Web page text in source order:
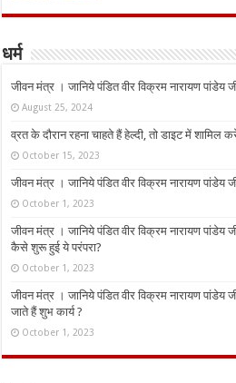
धर्म
जीवन मंत्र । जानिये पंडित वीर विक्रम नारायण पांडेय
August 25, 2024
व्रत के दौरान रहना चाहते हैं हेल्दी, तो डाइट में शामिल
October 15, 2023
जीवन मंत्र । जानिये पंडित वीर विक्रम नारायण पांडेय
October 1, 2023
जीवन मंत्र । जानिये पंडित वीर विक्रम नारायण
कैसे शुरू हुई ये परंपरा?
October 1, 2023
जीवन मंत्र । जानिये पंडित वीर विक्रम नारायण पांडेय
जाते हैं शुभ कार्य ?
October 1, 2023